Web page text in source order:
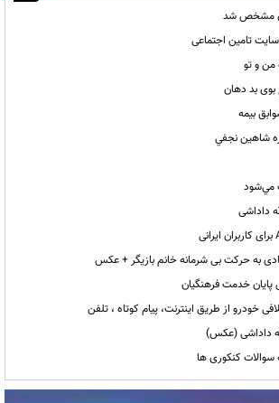
مشخص شد
تامین اجتماعی
و تو
بیمه
شاهين نجفي
مي‌شود
داداشی
به حرکت بی شرمانه خانم بازیگر + عکس
خودرو از طریق اینترنت، پیام کوتاه ، تلفن
داداشی (عکس)
سوالات کنکوری ها